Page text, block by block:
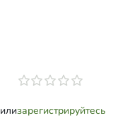
илизарегистрируйтесь